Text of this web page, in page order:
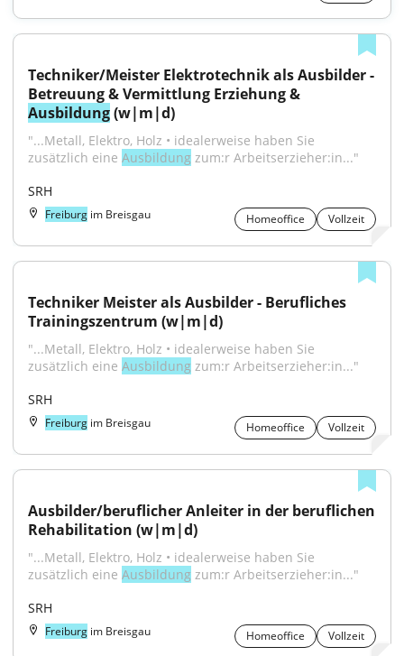
Techniker/Meister Elektrotechnik als Ausbilder -
Ausbildung (w|m|d)
"...Metall, Elektro, Holz • idealerweise haben Sie
zusätzlich eine Ausbildung zum:r Arbeitserzieher:in..."
SRH
Freiburg im Breisgau Homeoffice Vollzeit
Techniker Meister als Ausbilder - Berufliches
Trainingszentrum (w|m|d)
"...Metall, Elektro, Holz • idealerweise haben Sie
zusätzlich eine Ausbildung zum:r Arbeitserzieher:in..."
SRH
Freiburg im Breisgau Homeoffice Vollzeit
Ausbilder/beruflicher Anleiter in der beruflichen
Rehabilitation (w|m|d)
"...Metall, Elektro, Holz • idealerweise haben Sie
zusätzlich eine Ausbildung zum:r Arbeitserzieher:in..."
SRH
Freiburg im Breisgau Homeoffice Vollzeit